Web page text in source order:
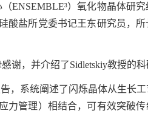
（ENSEMBLE³）氧化物晶体研究
酸盐所党委书记王东研究员，
谢，并介绍了Sidletskiy教授的科
，系统阐述了闪烁晶体从生长
力管理）相结合，可有效突破传